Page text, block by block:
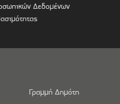
Δεδομένων
Γραμμή Δημότη